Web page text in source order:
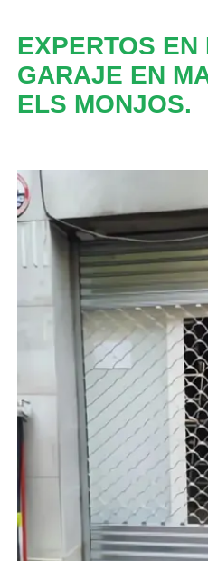
EXPERTOS EN
GARAJE EN
ELS MONJOS.